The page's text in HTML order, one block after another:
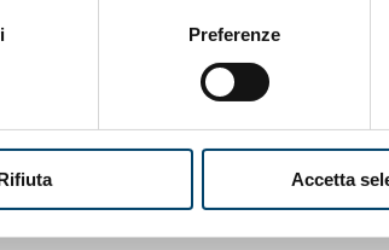
Preferenze
Accetta
ONDA PER IL SISTEMA
LE DONNE
Salu’. Dal